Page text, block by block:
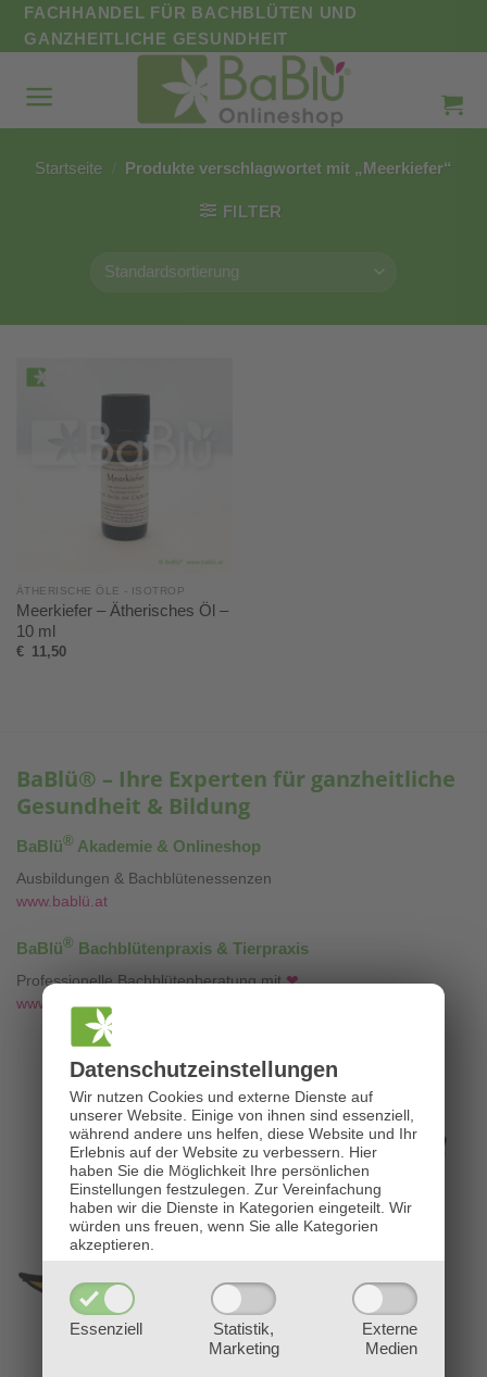
Datenschutz­einstellungen
Wir nutzen Cookies und externe Dienste auf
unserer Website. Einige von ihnen sind essenziell,
während andere uns helfen, diese Website und Ihr
Erlebnis auf der Website zu verbessern. Hier
haben Sie die Möglichkeit Ihre persönlichen
Einstellungen festzulegen. Zur Vereinfachung
haben wir die Dienste in Kategorien eingeteilt. Wir
würden uns freuen, wenn Sie alle Kategorien
akzeptieren.
Essenziell
Statistik,
Marketing
Externe
Medien
Zum
Inhalt
FACHHANDEL FÜR BACHBLÜTEN UND
GANZHEITLICHE GESUNDHEIT
Startseite Produkte verschlagwortet mit „Meerkiefer“
FILTER
ÄTHERISCHE ÖLE - ISOTROP
Meerkiefer – Ätherisches Öl –
10 ml
€ 11,50
BaBlü® – Ihre Experten für ganzheitliche
Gesundheit & Bildung
BaBlü® Akademie & Onlineshop
Ausbildungen & Bachblütenessenzen
www.bablü.at
BaBlü® Bachblütenpraxis & Tierpraxis
Professionelle Bachblütenberatung mit❤
www.die-bachblütenpraxis.at